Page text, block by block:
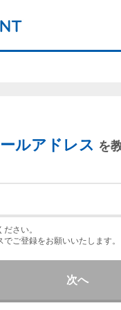
ルアドレス を
さい。
ご登録をお願いいたします。
次へ